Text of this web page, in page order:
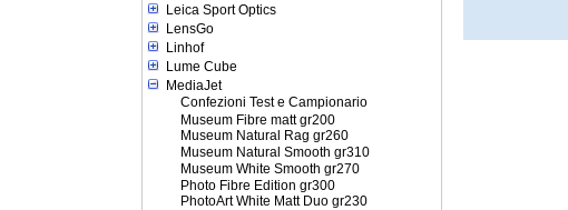
Leica Sport Optics
LensGo
Linhof
Lume Cube
MediaJet
Confezioni Test e Campionario
Museum Fibre matt gr200
Museum Natural Rag gr260
Museum Natural Smooth gr310
Museum White Smooth gr270
Photo Fibre Edition gr300
PhotoArt White Matt Duo gr230